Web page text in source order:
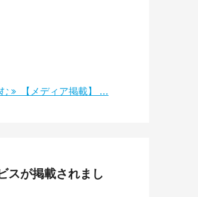
【メディア掲載】 ...
スが掲載されまし